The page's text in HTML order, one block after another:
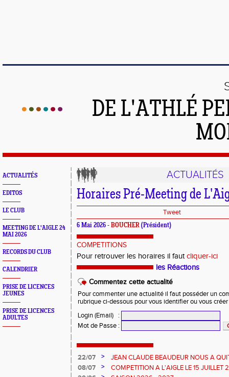
DE L'ATHLÉ
ACTUALITÉS
EDITOS
LE CLUB
MEETING DE L'AIGLE 24
MAI 2026
RECORDS DU CLUB
CALENDRIER
PRISE DE LICENCES
JEUNES
PRISE DE LICENCES
ADULTES
ACTUALITÉS
Horaires Pré-Meeting de
Tweet
6 Mai 2026 - BOUCHER (Président)
COMPETITIONS
Pour retrouver les horaires il fautcliquer-ici
les Réactions
Commentez cette actualité
Pour commenter une actualité il faut posséder un
rubrique ci-dessous pour vous identifier ou vous
Login (Email)
:
Mot de Passe :
22/07 >
JEAN CLAUDE BEAUDEUR NOUS A
08/07
>
COMPETITION A L'AIGLE LE 15 JUILLET